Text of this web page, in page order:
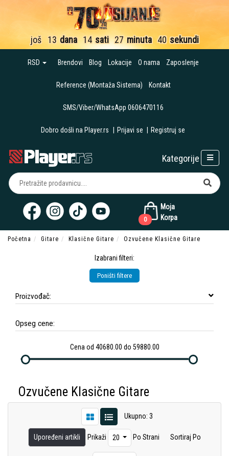
još 13 dana 14 sati 27 minuta 39 sekundi
RSD Brendovi Blog Lokacije O nama Zaposlenje
Reference (Montaža Sistema) Kontakt
SMS/Viber/WhatsApp 0606470116
Dobro došli na Player.rs Prijavi se Registruj se
Moja
Korpa
0
Kategorije
Početna Gitare Klasične Gitare Ozvučene Klasične Gitare
Izabrani filteri:
Poništi filtere
Proizvođač:
Opseg cene:
Cena od 40680.00 do 59880.00
Ozvučene Klasične Gitare
Ukupno: 3
Upoređeni artikli Prikaži 20 Po Strani Sortiraj Po